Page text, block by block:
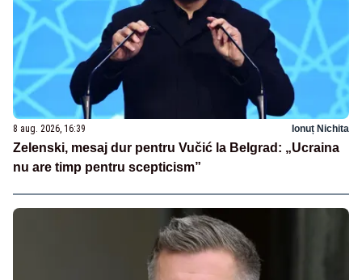
8 aug. 2026, 16:39 Ionuț Nichita
Zelenski, mesaj dur pentru Vučić la Belgrad: „Ucraina
nu are timp pentru scepticism”